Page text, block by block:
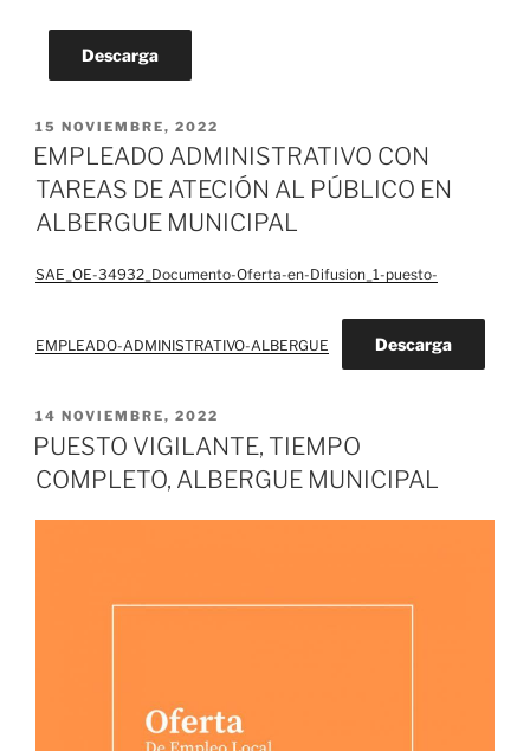
Descarga
PUBLICADO
EL
15 NOVIEMBRE, 2022
EMPLEADO ADMINISTRATIVO CON
TAREAS DE ATECIÓN AL PÚBLICO EN
ALBERGUE MUNICIPAL
SAE_OE-34932_Documento-Oferta-en-Difusion_1-puesto-
EMPLEADO-ADMINISTRATIVO-ALBERGUE Descarga
PUBLICADO
EL
14 NOVIEMBRE, 2022
PUESTO VIGILANTE, TIEMPO
COMPLETO, ALBERGUE MUNICIPAL